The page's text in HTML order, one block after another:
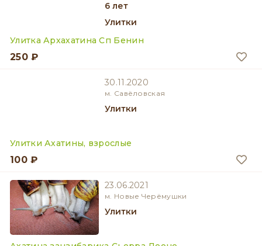
6 лет
Улитки
Улитка Архахатина Сп Бенин
250 ₽
30.11.2020
м. Савёловская
Улитки
Улитки Ахатины, взрослые
100 ₽
23.06.2021
м. Новые Черёмушки
Улитки